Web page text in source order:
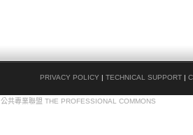
PRIVACY POLICY | TECHNICAL SUPPORT |
公共專業聯盟 THE PROFESSIONAL COMMONS